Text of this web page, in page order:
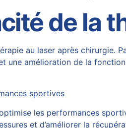
de la
au laser après chirurgie.
amélioration de la
sportives
les performances
et d’améliorer la